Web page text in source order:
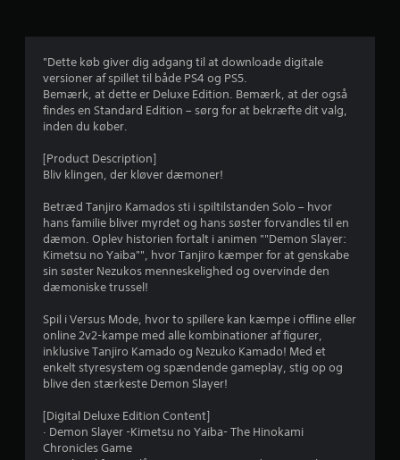
v
r
d
i
n
e
r
"Dette køb giver dig adgang til at downloade digitale
versioner af spillet til både PS4 og PS5.
Bemærk, at dette er Deluxe Edition. Bemærk, at der også
findes en Standard Edition – sørg for at bekræfte dit valg,
inden du køber.
[Product Description]
Bliv klingen, der kløver dæmoner!
Betræd Tanjiro Kamados sti i spiltilstanden Solo – hvor
hans familie bliver myrdet og hans søster forvandles til en
dæmon. Oplev historien fortalt i animen ""Demon Slayer:
Kimetsu no Yaiba"", hvor Tanjiro kæmper for at genskabe
sin søster Nezukos menneskelighed og overvinde den
dæmoniske trussel!
Spil i Versus Mode, hvor to spillere kan kæmpe i offline eller
online 2v2-kampe med alle kombinationer af figurer,
inklusive Tanjiro Kamado og Nezuko Kamado! Med et
enkelt styresystem og spændende gameplay, stig op og
blive den stærkeste Demon Slayer!
[Digital Deluxe Edition Content]
· Demon Slayer -Kimetsu no Yaiba- The Hinokami
Chronicles Game